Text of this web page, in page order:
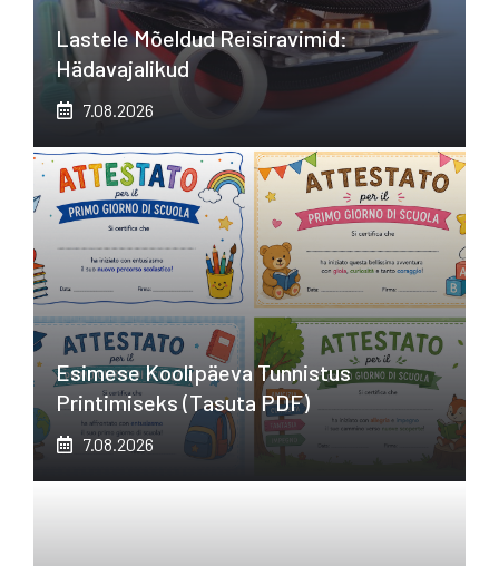
Lastele Mõeldud Reisiravimid:
Hädavajalikud
7.08.2026
Esimese Koolipäeva Tunnistus
Printimiseks (tasuta PDF)
7.08.2026